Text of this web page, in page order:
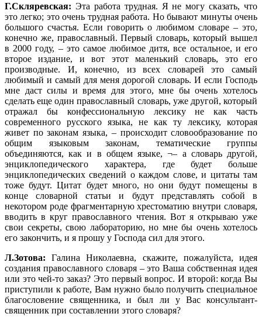
Г.Скляревская: Эта работа трудная. Я не могу сказать, что
это легко; это очень трудная работа. Но бывают минуты очень
большого счастья. Если говорить о любимом словаре – это,
конечно же, православный. Первый словарь, который вышел
в 2000 году, – это самое любимое дитя, все остальное, и его
второе издание, и вот этот маленький словарь, это его
производные. И, конечно, из всех словарей это самый
любимый и самый для меня дорогой словарь. И если Господь
мне даст силы и время для этого, мне бы очень хотелось
сделать еще один православный словарь, уже другой, который
отражал бы конфессиональную лексику не как часть
современного русского языка, не как ту лексику, которая
живет по законам языка, – происходит словообразование по
общим языковым законам, тематические группы
объединяются, как и в общем языке, ¬– а словарь другой,
энциклопедического характера, где будет больше
энциклопедических сведений о каждом слове, и цитаты там
тоже будут. Цитат будет много, но они будут помещены в
конце словарной статьи и будут представлять собой в
некотором роде фрагментарную хрестоматию внутри словаря,
вводить в круг православного чтения. Вот я открываю уже
свои секреты, свою лабораторию, но мне бы очень хотелось
его закончить, и я прошу у Господа сил для этого.
Л.Зотова: Галина Николаевна, скажите, пожалуйста, идея
создания православного словаря – это Ваша собственная идея
или это чей-то заказ? Это первый вопрос. И второй: когда Вы
приступили к работе, Вам нужно было получить специальное
благословение священника, и был ли у Вас консультант-
священник при составлении этого словаря?